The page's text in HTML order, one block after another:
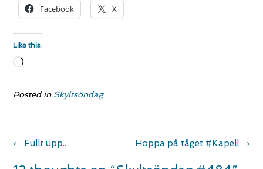
Facebook X
Like this:
Loading…
Posted in Skyltsöndag
Post
Hoppa på tåget #Kapell →
← Fullt upp..